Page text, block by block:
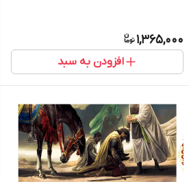
1,365,000
افزودن به سبد